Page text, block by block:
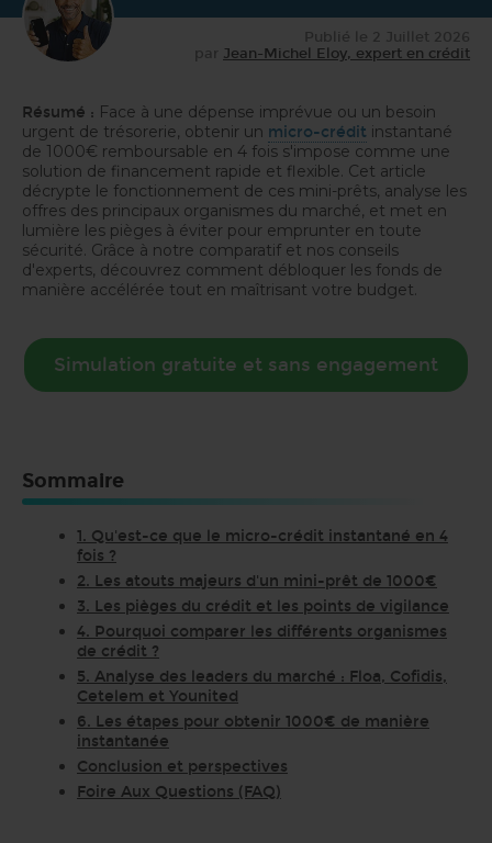
Publié le 2 Juillet 2026
par Jean-Michel Eloy, expert en crédit
Résumé : Face à une dépense imprévue ou un besoin
urgent de trésorerie, obtenir un micro-crédit instantané
de 1000€ remboursable en 4 fois s'impose comme une
solution de financement rapide et flexible. Cet article
décrypte le fonctionnement de ces mini-prêts, analyse les
offres des principaux organismes du marché, et met en
lumière les pièges à éviter pour emprunter en toute
sécurité. Grâce à notre comparatif et nos conseils
d'experts, découvrez comment débloquer les fonds de
manière accélérée tout en maîtrisant votre budget.
Simulation gratuite et sans engagement
Sommaire
1. Qu'est-ce que le micro-crédit instantané en 4
fois ?
2. Les atouts majeurs d'un mini-prêt de 1000€
3. Les pièges du crédit et les points de vigilance
4. Pourquoi comparer les différents organismes
de crédit ?
5. Analyse des leaders du marché : Floa, Cofidis,
Cetelem et Younited
6. Les étapes pour obtenir 1000€ de manière
instantanée
Conclusion et perspectives
Foire Aux Questions (FAQ)